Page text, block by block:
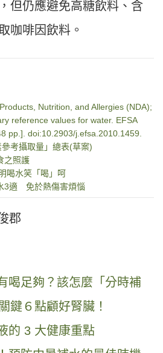
但仍應避免高糖飲料、含
咖啡因飲料。
Nutrition, and Allergies (NDA);
reference values for water. EFSA
pp.]. doi:10.2903/j.efsa.2010.1459.
考攝取量」總表(草案)
之照護
喝水笑「喝」呵
3適 免於熱傷害煩惱
郡
喝足夠？該怎麼「分時補
鍵６點顧好腎臟！
的 3 大健康重點